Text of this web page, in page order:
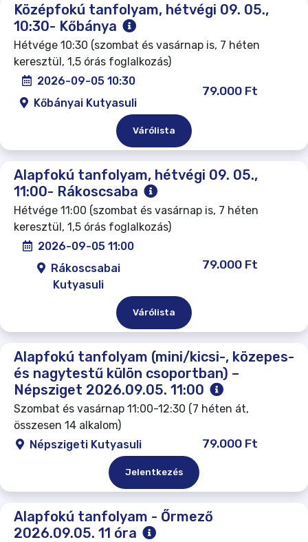
Középfokú tanfolyam, hétvégi 09. 05.,
10:30- Kőbánya
Hétvége 10:30 (szombat és vasárnap is, 7 héten
keresztül, 1,5 órás foglalkozás)
2026-09-05 10:30
Kőbányai Kutyasuli
79.000 Ft
Várólista
Alapfokú tanfolyam, hétvégi 09. 05.,
11:00- Rákoscsaba
Hétvége 11:00 (szombat és vasárnap is, 7 héten
keresztül, 1,5 órás foglalkozás)
2026-09-05 11:00
Rákoscsabai
Kutyasuli
79.000 Ft
Várólista
Alapfokú tanfolyam (mini/kicsi-, közepes-
és nagytestű külön csoportban) –
Népsziget 2026.09.05. 11:00
Szombat és vasárnap 11:00-12:30 (7 héten át,
összesen 14 alkalom)
Népszigeti Kutyasuli
79.000 Ft
Jelentkezés
Alapfokú tanfolyam - Őrmező
2026.09.05. 11 óra